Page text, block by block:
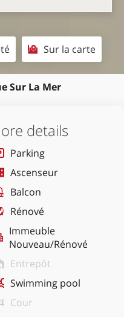
Sur la carte
Sur La Mer
details
Parking
Ascenseur
Balcon
Rénové
Immeuble
Nouveau/Rénové
Entrepôt
Swimming pool
Cour